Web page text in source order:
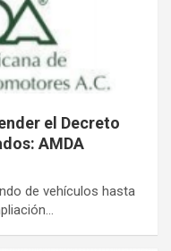
el Decreto
AMDA
de vehículos hasta